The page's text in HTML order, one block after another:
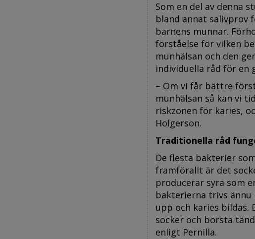
Som en del av denna
bland annat salivprov
barnens munnar.
förståelse för vilken
munhälsan och den
individuella råd för en
– Om vi får bättre
munhälsan så kan vi
riskzonen för karies,
Holgerson.
Traditionella råd
De flesta bakterier
framförallt är det
producerar syra som
bakterierna trivs ännu
upp och karies
socker och borsta
enligt Pernilla.